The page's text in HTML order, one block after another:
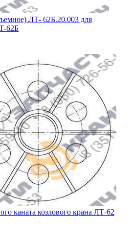
ЛТ- 62Б.20.003 для
62Б
каната козлового крана ЛТ-62